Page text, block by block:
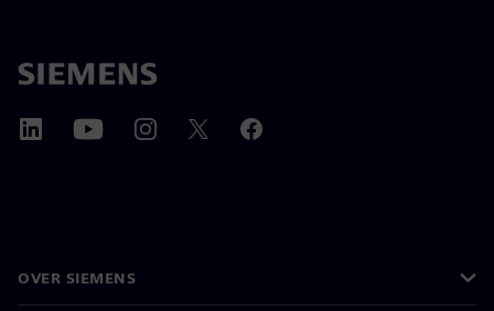
OVER SIEMENS